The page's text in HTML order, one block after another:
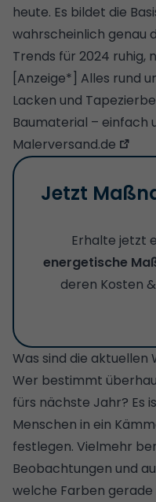
heute. Es bildet die
wahrscheinlich genau
Trends für 2024 ruhig,
[Anzeige*] Alles rund
Lacken und
Baumaterial – einfach
Malerversand.de
Jetzt
Erhalte jetzt
energetische
deren Kosten
Was sind die
Wer bestimmt
fürs nächste Jahr? Es
Menschen in ein
festlegen. Vielmehr
Beobachtungen und
welche Farben